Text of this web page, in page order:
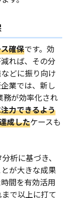
確保です。効
れば、その分
どに振り向け
業では、新し
務が効率化され
力できるよう
成したケースも
析に基づき、
が大きな成果
間を有効活用
で以上に打て